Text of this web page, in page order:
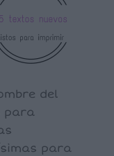
del
para
para